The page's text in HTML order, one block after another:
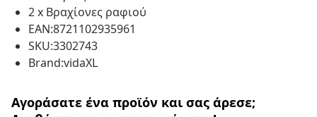
2 x Βραχίονες ραφιού
EAN:8721102935961
SKU:3302743
Brand:vidaXL
Αγοράσατε ένα προϊόν και σας άρεσε;